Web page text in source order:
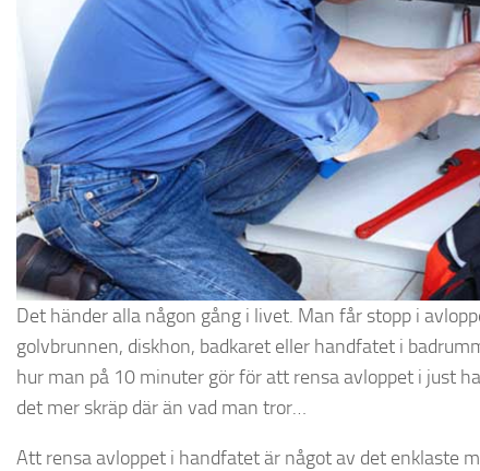
Det händer alla någon gång i livet. Man får stopp i
golvbrunnen, diskhon, badkaret eller handfatet i
hur man på 10 minuter gör för att rensa avloppet i just
det mer skräp där än vad man tror…
Att rensa avloppet i handfatet är något av det enklaste